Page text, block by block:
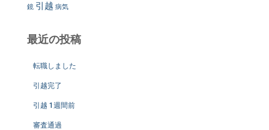
鏡 引越 病気
最近の投稿
転職しました
引越完了
引越 1週間前
審査通過